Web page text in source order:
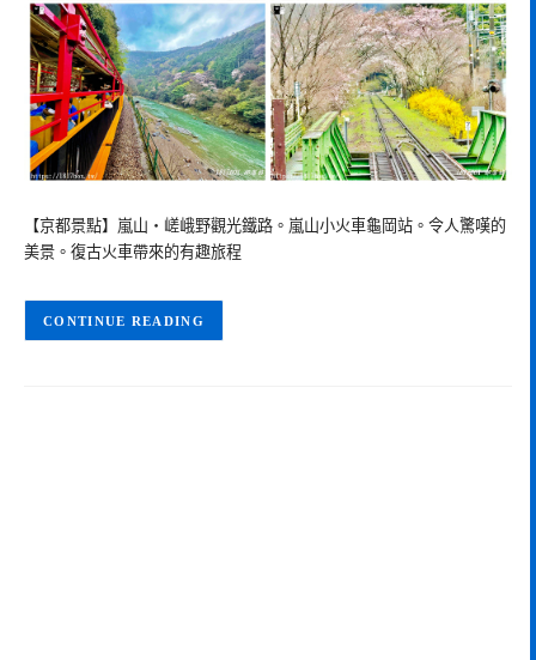
【京都景點】嵐山・嵯峨野觀光鐵路。嵐山小火車龜岡站。令人驚嘆的
美景。復古火車帶來的有趣旅程
CONTINUE READING